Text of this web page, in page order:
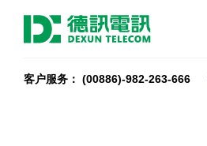
客户服务： (00886)-982-263-666